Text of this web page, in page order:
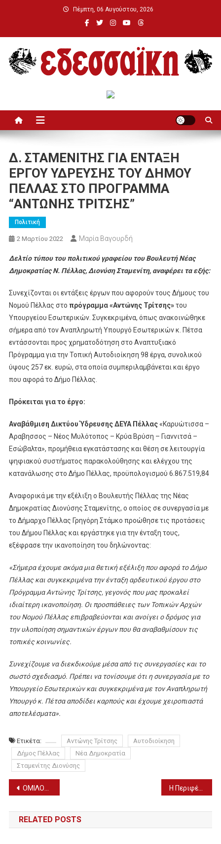
Πέμπτη, 06 Αυγούστου, 2026
Δ. ΣΤΑΜΕΝΙΤΗΣ ΓΙΑ ΕΝΤΑΞΗ
ΕΡΓΟΥ ΥΔΡΕΥΣΗΣ ΤΟΥ ΔΗΜΟΥ
ΠΕΛΛΑΣ ΣΤΟ ΠΡΟΓΡΑΜΜΑ
“ΑΝΤΩΝΗΣ ΤΡΙΤΣΗΣ”
Πολιτική
2 Μαρτίου 2022 Μαρία Βαγουρδή
Δελτίο τύπου του πολιτικού γραφείου του Βουλευτή Νέας
Δημοκρατίας Ν. Πέλλας, Διονύση Σταμενίτη, αναφέρει τα εξής:
Συνεχίζονται οι εντάξεις έργων που αφορούν τους Δήμους του
Νομού Πέλλας στο πρόγραμμα «Αντώνης Τρίτσης»του
Υπουργείου Εσωτερικών. Συγκεκριμένα, όπως ανακοινώθηκε
σήμερα από τον Αναπληρωτή Υπουργό Εσωτερικών κ. Πέτσα
εντάσσονται προς χρηματοδότηση στο Αναπτυξιακό
Πρόγραμμα για την Τοπική Αυτοδιοίκηση 98 έργα, συνολικού
ύψους 257 εκ. ευρώ, στα οποία συμπεριλαμβάνεται και έργο
που αφορά το Δήμο Πέλλας.
Πρόκειται για το έργο:
Αναβάθμιση Δικτύου Ύδρευσης ΔΕΥΑ Πέλλας«Καρυώτισσα –
Αραβησσος – Νέος Μυλότοπος – Κρύα Βρύση – Γιαννιτσά –
Εσώβαλτα», προμήθεια εγκατάστασης και θέση σε λειτουργία
ψηφιακού συστήματος παρακολούθησης και ελέγχου της
κατανάλωσης στο Δήμο Πέλλας, προϋπολογισμού 6.867.519,84
Αναφορικά με την εξέλιξη ο Βουλευτής Πέλλας της Νέας
Δημοκρατίας Διονύσης Σταμενίτης, ο οποίος σε συνεργασία με
το Δήμαρχο Πέλλας Γρηγόρη Στάμκο προώθησε τις προτάσεις
του Δήμου Πέλλας και εργάστηκε για την ένταξη τους,
εξέφρασε την ικανοποίηση του δηλώνοντας:
«Σήμερα έχουμε ακόμα μια θετική εξέλιξη που αφορά το Δήμο
Πέλλας και συγκεκριμένα την ένταξη αρδευτικού έργου στο
Πρόγραμμα Αντώνης Τρίτσης, γεγονός που μας προκαλεί
ιδιαίτερη ικανοποίηση. Οι προσπάθειες των Τοπικών Αρχών
του Νομού Πέλλας επιβραβεύονται και ανοίγει ο δρόμος για
την υλοποίηση σημαντικών έργων που θα αναβαθμίσουν τις
τοπικές κοινωνίες.
Συνεχίζουμε να διεκδικούμε μέσα από τις συνεργασίες και το
σωστό σχεδιασμό. Πρέπει να τονίσουμε ότι η συνεργασία με το
Υπουργείο Εσωτερικών και συγκεκριμένα με τον Αναπληρωτή
Υπουργό κ. Πέτσα αποδίδει καρπούς και έχουμε χειροπιαστά
αποτελέσματα».
Ετικέτα: Αντώνης Τρίτσης
Αυτοδιοίκηση
Δήμος Πέλλας
Νέα Δημοκρατία
Σταμενίτης Διονύσης
Πλοήγηση
άρθρων
ΟΜΙΛΟΣ ΑΝΤΙΣΦΑΙΡΙΣΗΣ ΕΔΕΣΣΑΣ: Γενική Συνέλευση με εκλογές το Σάββατο 12/3
RELATED POSTS